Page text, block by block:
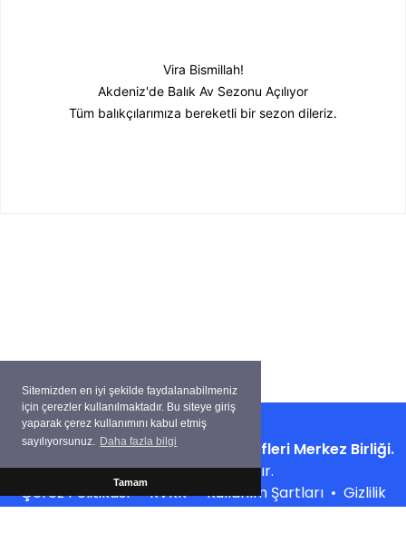
Sitemizden en iyi şekilde faydalanabilmeniz
için çerezler kullanılmaktadır. Bu siteye giriş
yaparak çerez kullanımını kabul etmiş
sayılıyorsunuz. Daha fazla bilgi
Tamam
Vira Bismillah!
Akdeniz'de Balık Av Sezonu Açılıyor
Tüm balıkçılarımıza bereketli bir sezon dileriz.
Copyright ©Su Ürünleri Kooperatifleri Merkez Birliği.
Tüm hakları saklıdır.
Çerez Politikası•KVKK•Kullanım Şartları• Gizlilik